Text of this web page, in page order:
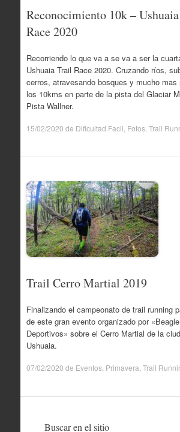
Reconocimiento 10k –
Race 2020
Recorriendo lo que va a se va a ser la
Ushuaia Trail Race 2020. Cruzando ríos,
cerros, atravesando bosques y mucho mas
los 10kms en parte de la pista del Glaciar
Pista Wallner.
15/02/2020 de Dificultad Facil Fotos, Trail
Trail Cerro Martial 2019
Finalizando el campeonato de trail running
de este gran evento organizado por
Deportivos» sobre el Cerro Martial de la
Ushuaia.
07/02/2020 de Eventos, Primavera Trail
Buscar en el sitio